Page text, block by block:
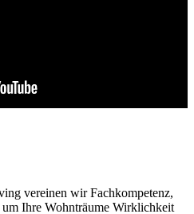
vereinen wir Fachkompetenz,
Ihre Wohnträume Wirklichkeit